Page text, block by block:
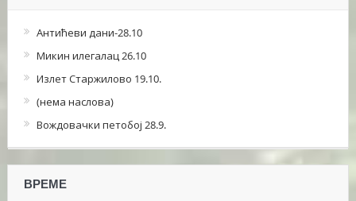
Антићеви дани-28.10
Микин илегалац 26.10
Излет Старжилово 19.10.
(нема наслова)
Вождовачки петобој 28.9.
ВРЕМЕ